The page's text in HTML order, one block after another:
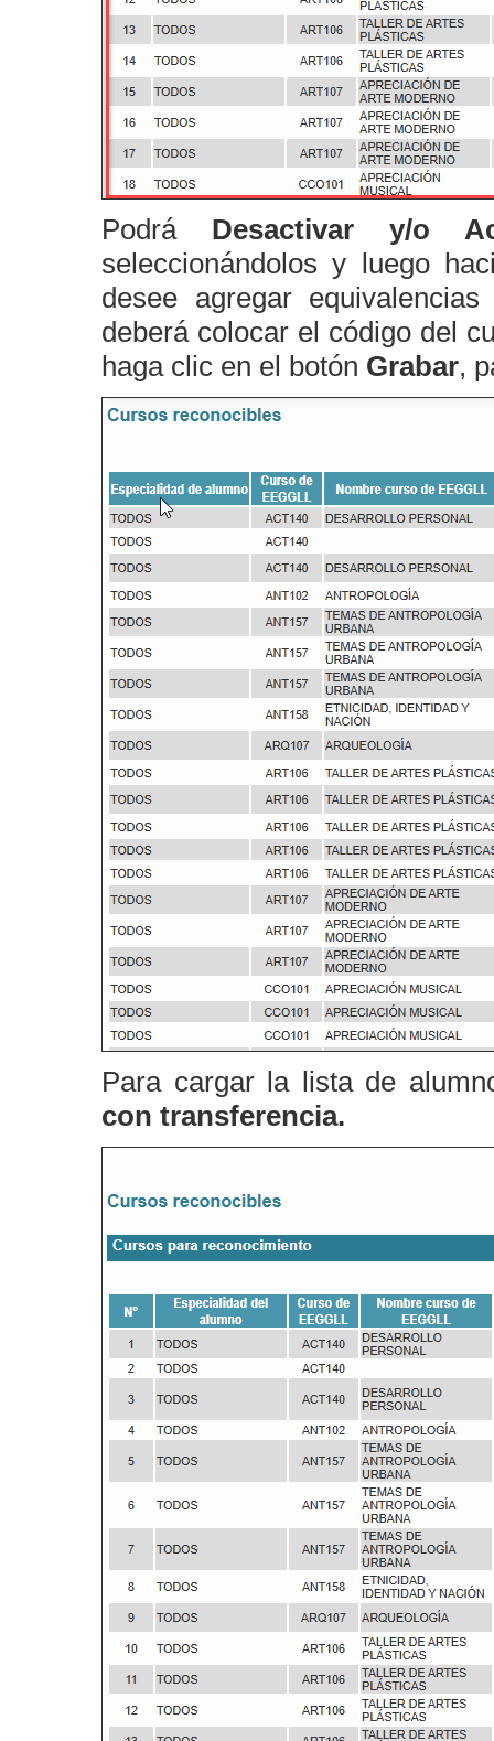
Podrá Desactivar y/o
seleccionándolos y luego
desee agregar
deberá colocar el código del
haga clic en el botón Grabar,
Para cargar la lista de
con transferencia.